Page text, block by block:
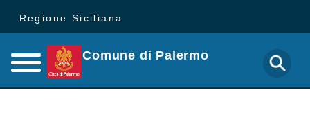
Regione Siciliana
Comune di Palermo